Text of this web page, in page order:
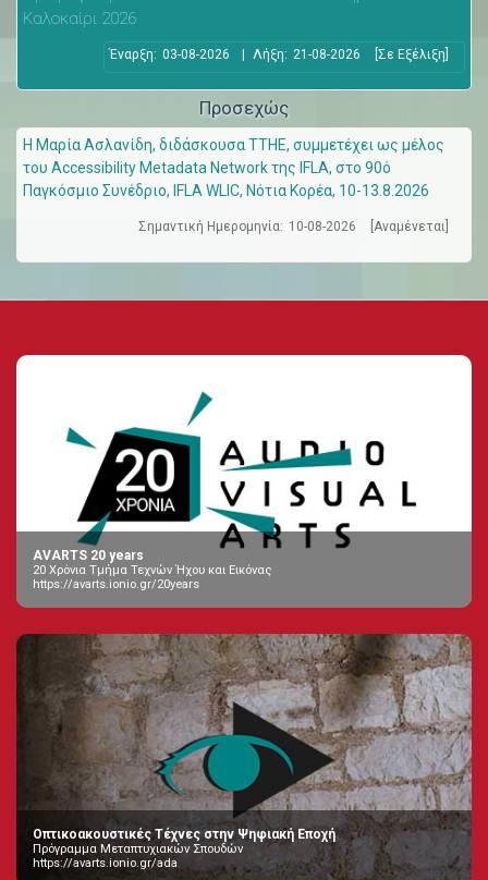
Καλοκαίρι 2026
Έναρξη: 03-08-2026 | Λήξη: 21-08-2026 [Σε Εξέλιξη]
Προσεχώς
Η Μαρία Ασλανίδη, διδάσκουσα ΤΤΗΕ, συμμετέχει ως μέλος
του Accessibility Metadata Network της IFLA, στο 90ό
Παγκόσμιο Συνέδριο, IFLA WLIC, Νότια Κορέα, 10-13.8.2026
Σημαντική Ημερομηνία: 10-08-2026 [Αναμένεται]
AVARTS 20 years
20 Χρόνια Τμήμα Τεχνών Ήχου και Εικόνας
https://avarts.ionio.gr/20years
Οπτικοακουστικές Τέχνες στην Ψηφιακή Εποχή
Πρόγραμμα Μεταπτυχιακών Σπουδών
https://avarts.ionio.gr/ada